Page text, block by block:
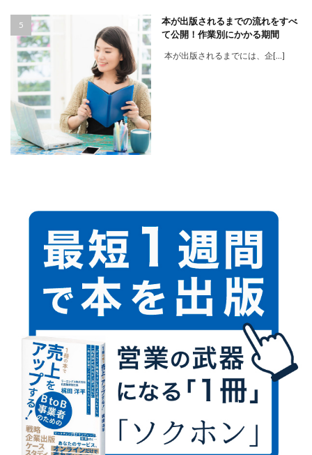
本が出版されるまでの流れをすべ
て公開！作業別にかかる期間
本が出版されるまでには、企[…]